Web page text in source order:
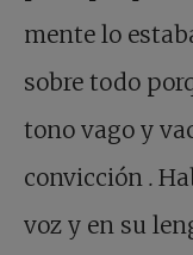
mente lo
sobre todo
tono vago y
convicción .
voz y en su